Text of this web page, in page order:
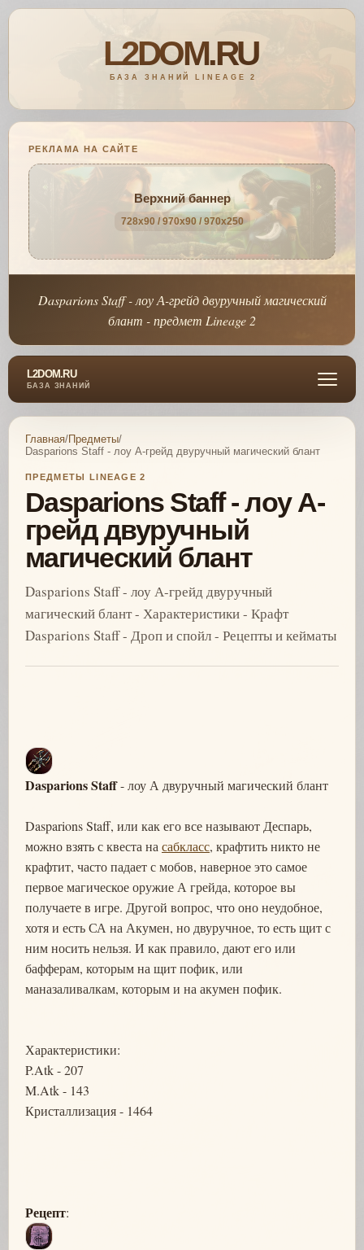
РЕКЛАМА НА САЙТЕ
Верхний баннер
728x90 / 970x90 / 970x250
Dasparions Staff - лоу А-грейд двуручный магический
блант - предмет Lineage 2
L2DOM.RU
БАЗА ЗНАНИЙ
Главная/Предметы/
Dasparions Staff - лоу А-грейд двуручный магический блант
ПРЕДМЕТЫ LINEAGE 2
Dasparions Staff - лоу А-
грейд двуручный
магический блант
Dasparions Staff - лоу А-грейд двуручный
магический блант - Характеристики - Крафт
Dasparions Staff - Дроп и спойл - Рецепты и кейматы
Dasparions Staff- лоу А двуручный магический блант
Dasparions Staff, или как его все называют Деспарь,
можно взять с квеста на сабкласс, крафтить никто не
крафтит, часто падает с мобов, наверное это самое
первое магическое оружие А грейда, которое вы
получаете в игре. Другой вопрос, что оно неудобное,
хотя и есть СА на Акумен, но двуручное, то есть щит с
ним носить нельзя. И как правило, дают его или
бафферам, которым на щит пофик, или
маназаливалкам, которым и на акумен пофик.
Характеристики:
P.Atk - 207
M.Atk - 143
Кристаллизация - 1464
Рецепт: